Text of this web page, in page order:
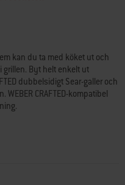
kan du ta med köket ut och
grillen. Byt helt enkelt ut
dubbelsidigt Sear-galler och
CRAFTED-kompatibel
EPX4/EPX6. Passar även till